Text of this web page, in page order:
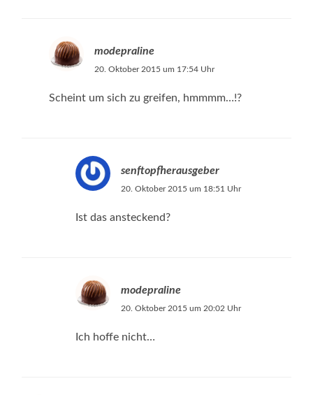
modepraline
20. Oktober 2015 um 17:54 Uhr
Scheint um sich zu greifen, hmmmm…!?
senftopfherausgeber
20. Oktober 2015 um 18:51 Uhr
Ist das ansteckend?
modepraline
20. Oktober 2015 um 20:02 Uhr
Ich hoffe nicht…